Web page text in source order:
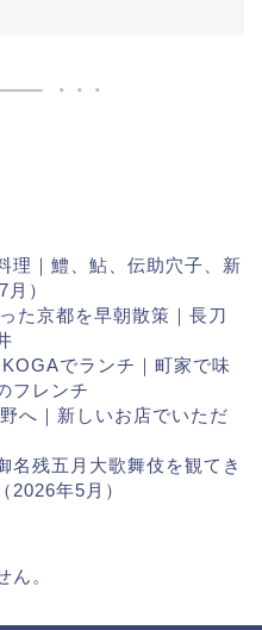
理｜鱧、鮎、伝助穴子、新
）
た京都を早朝散策｜長刀
でランチ｜町家で味
フレンチ
へ｜新しいお店でいただ
名残五月大歌舞伎を観てき
2026年5月）
ん。